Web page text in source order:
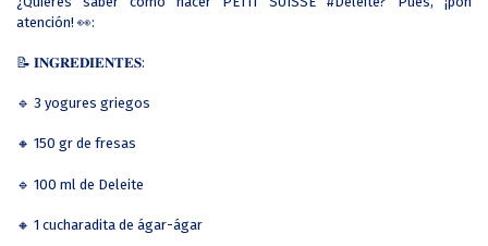
atención! 👀:
📝 𝐈𝐍𝐆𝐑𝐄𝐃𝐈𝐄𝐍𝐓𝐄𝐒:
🔹 3 yogures griegos
🔸 150 gr de fresas
🔹 100 ml de Deleite
🔸 1 cucharadita de ágar-ágar